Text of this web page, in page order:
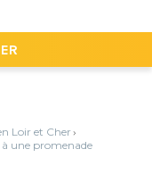
Loir et Cher›
une promenade